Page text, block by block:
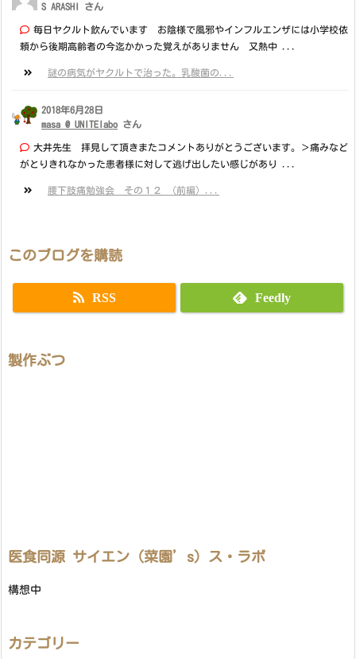
S ARASHI さん
毎日ヤクルト飲んでいます お陰様で風邪やインフルエンザには小学校依
頼から後期高齢者の今迄かかった覚えがありません 又熱中 ...
謎の病気がヤクルトで治った。乳酸菌の...
2018年6月28日
masa @ UNITElabo さん
大井先生 拝見して頂きまたコメントありがとうございます。＞痛みなど
がとりきれなかった患者様に対して逃げ出したい感じがあり ...
腰下肢痛勉強会 その１２ （前編）...
このブログを購読
RSS Feedly
製作ぶつ
医食同源 サイエン（菜園’s）ス・ラボ
構想中
カテゴリー